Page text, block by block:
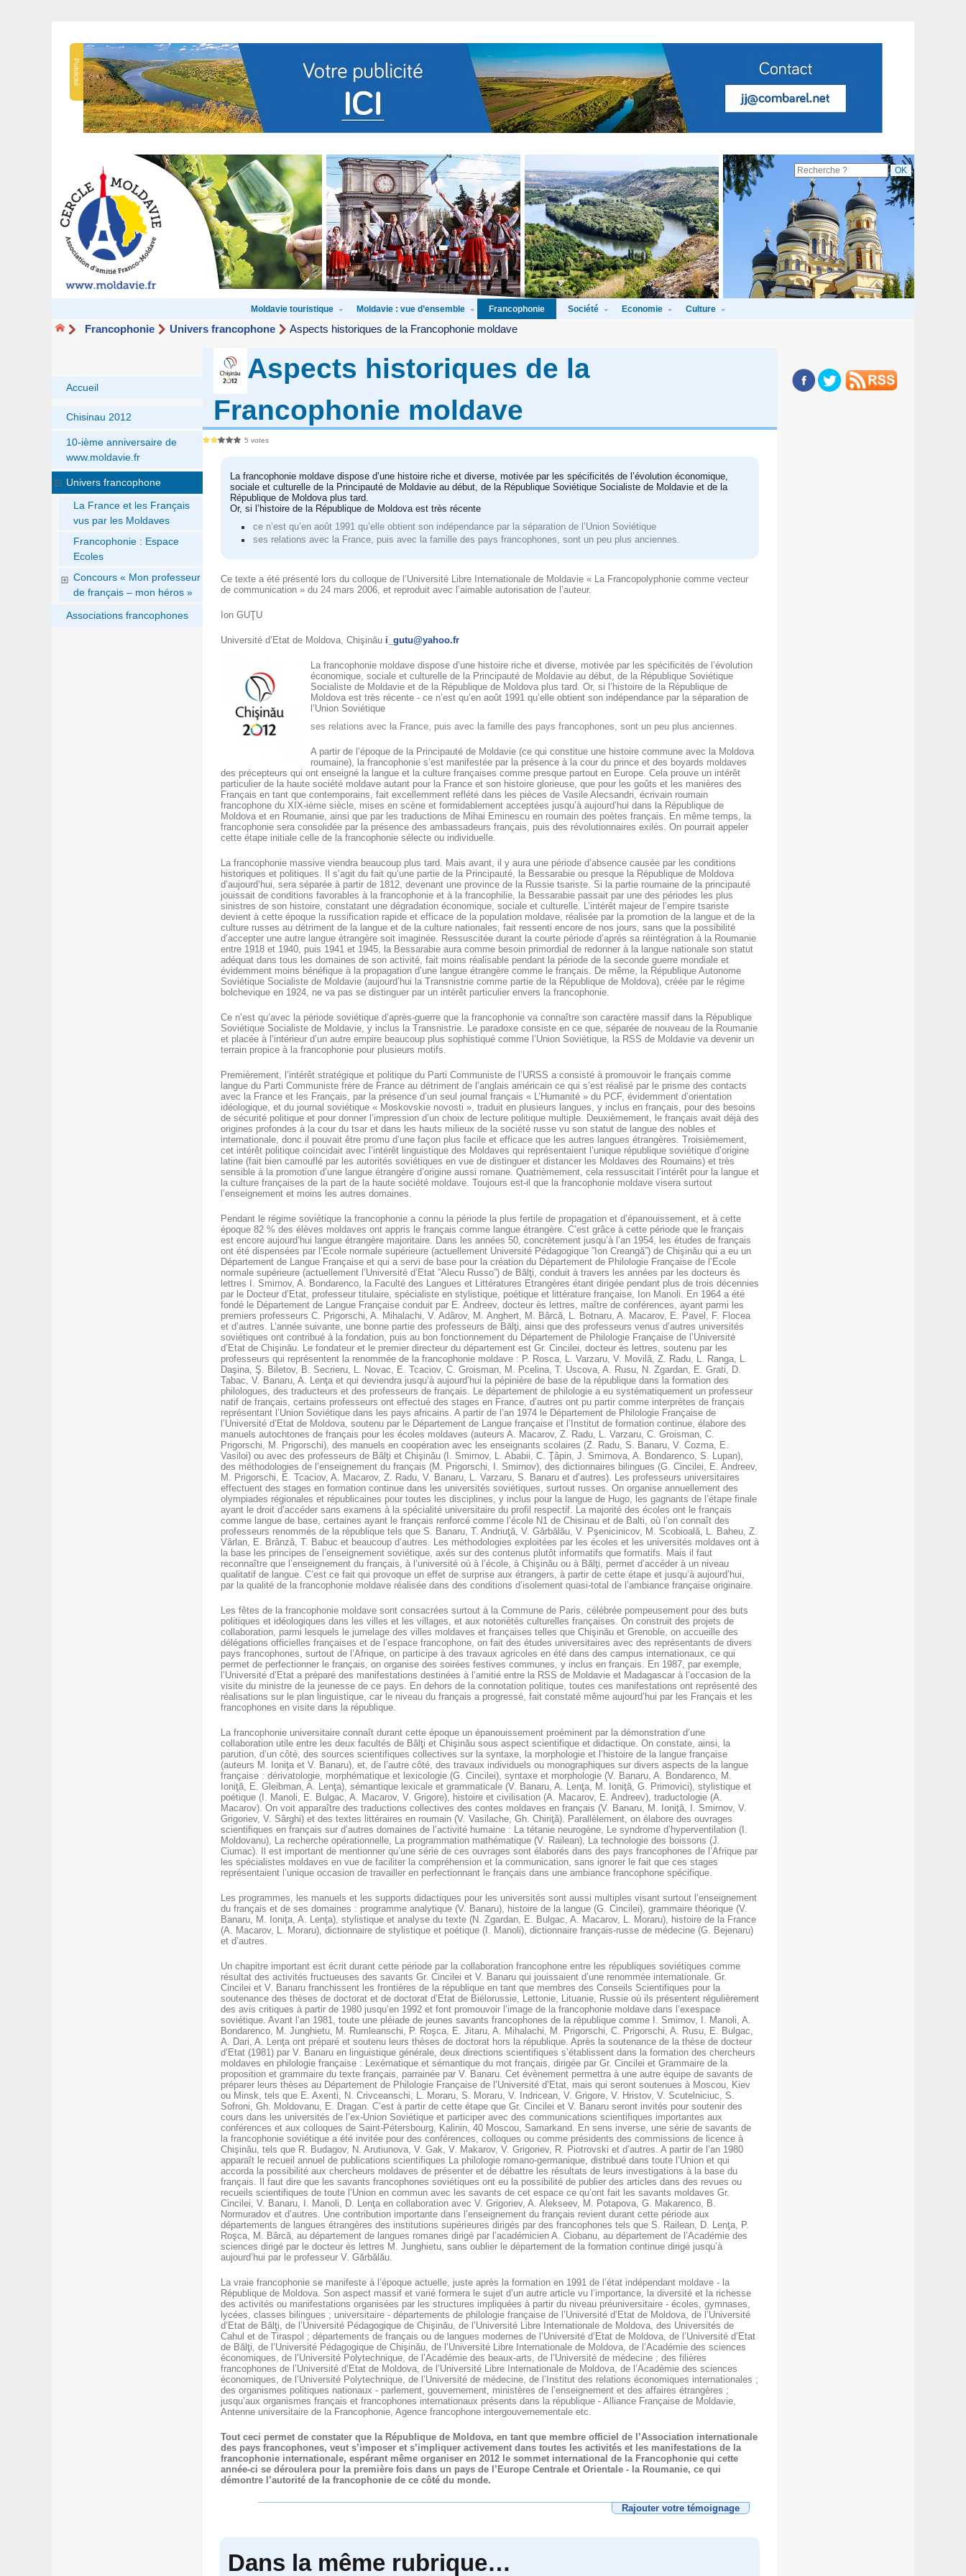
Publicité
Moldavie touristique Moldavie : vue d’ensemble Francophonie Société Economie Culture
Francophonie Univers francophone Aspects historiques de la Francophonie moldave
Aspects historiques de la
Francophonie moldave
5 votes
La francophonie moldave dispose d’une histoire riche et diverse, motivée par les spécificités de l’évolution économique,
sociale et culturelle de la Principauté de Moldavie au début, de la République Soviétique Socialiste de Moldavie et de la
République de Moldova plus tard.
Or, si l’histoire de la République de Moldova est très récente
ce n’est qu’en août 1991 qu’elle obtient son indépendance par la séparation de l’Union Soviétique
ses relations avec la France, puis avec la famille des pays francophones, sont un peu plus anciennes.
Ce texte a été présenté lors du colloque de l’Université Libre Internationale de Moldavie « La Francopolyphonie comme vecteur
de communication » du 24 mars 2006, et reproduit avec l’aimable autorisation de l’auteur.
Ion GUŢU
Université d’Etat de Moldova, Chişinău i_gutu@yahoo.fr
La francophonie moldave dispose d’une histoire riche et diverse, motivée par les spécificités de l’évolution
économique, sociale et culturelle de la Principauté de Moldavie au début, de la République Soviétique
Socialiste de Moldavie et de la République de Moldova plus tard. Or, si l’histoire de la République de
Moldova est très récente - ce n’est qu’en août 1991 qu’elle obtient son indépendance par la séparation de
l’Union Soviétique
ses relations avec la France, puis avec la famille des pays francophones, sont un peu plus anciennes.
A partir de l’époque de la Principauté de Moldavie (ce qui constitue une histoire commune avec la Moldova
roumaine), la francophonie s’est manifestée par la présence à la cour du prince et des boyards moldaves
des précepteurs qui ont enseigné la langue et la culture françaises comme presque partout en Europe. Cela prouve un intérêt
particulier de la haute société moldave autant pour la France et son histoire glorieuse, que pour les goûts et les manières des
Français en tant que contemporains, fait excellemment reflété dans les pièces de Vasile Alecsandri, écrivain roumain
francophone du XIX-ième siècle, mises en scène et formidablement acceptées jusqu’à aujourd’hui dans la République de
Moldova et en Roumanie, ainsi que par les traductions de Mihai Eminescu en roumain des poètes français. En même temps, la
francophonie sera consolidée par la présence des ambassadeurs français, puis des révolutionnaires exilés. On pourrait appeler
cette étape initiale celle de la francophonie sélecte ou individuelle.
La francophonie massive viendra beaucoup plus tard. Mais avant, il y aura une période d’absence causée par les conditions
historiques et politiques. Il s’agit du fait qu’une partie de la Principauté, la Bessarabie ou presque la République de Moldova
d’aujourd’hui, sera séparée à partir de 1812, devenant une province de la Russie tsariste. Si la partie roumaine de la principauté
jouissait de conditions favorables à la francophonie et à la francophilie, la Bessarabie passait par une des périodes les plus
sinistres de son histoire, constatant une dégradation économique, sociale et culturelle. L’intérêt majeur de l’empire tsariste
devient à cette époque la russification rapide et efficace de la population moldave, réalisée par la promotion de la langue et de la
culture russes au détriment de la langue et de la culture nationales, fait ressenti encore de nos jours, sans que la possibilité
d’accepter une autre langue étrangère soit imaginée. Ressuscitée durant la courte période d’après sa réintégration à la Roumanie
entre 1918 et 1940, puis 1941 et 1945, la Bessarabie aura comme besoin primordial de redonner à la langue nationale son statut
adéquat dans tous les domaines de son activité, fait moins réalisable pendant la période de la seconde guerre mondiale et
évidemment moins bénéfique à la propagation d’une langue étrangère comme le français. De même, la République Autonome
Soviétique Socialiste de Moldavie (aujourd’hui la Transnistrie comme partie de la République de Moldova), créée par le régime
bolchevique en 1924, ne va pas se distinguer par un intérêt particulier envers la francophonie.
Ce n’est qu’avec la période soviétique d’après-guerre que la francophonie va connaître son caractère massif dans la République
Soviétique Socialiste de Moldavie, y inclus la Transnistrie. Le paradoxe consiste en ce que, séparée de nouveau de la Roumanie
et placée à l’intérieur d’un autre empire beaucoup plus sophistiqué comme l’Union Soviétique, la RSS de Moldavie va devenir un
terrain propice à la francophonie pour plusieurs motifs.
Premièrement, l’intérêt stratégique et politique du Parti Communiste de l’URSS a consisté à promouvoir le français comme
langue du Parti Communiste frère de France au détriment de l’anglais américain ce qui s’est réalisé par le prisme des contacts
avec la France et les Français, par la présence d’un seul journal français « L’Humanité » du PCF, évidemment d’orientation
idéologique, et du journal soviétique « Moskovskie novosti », traduit en plusieurs langues, y inclus en français, pour des besoins
de sécurité politique et pour donner l’impression d’un choix de lecture politique multiple. Deuxièmement, le français avait déjà des
origines profondes à la cour du tsar et dans les hauts milieux de la société russe vu son statut de langue des nobles et
internationale, donc il pouvait être promu d’une façon plus facile et efficace que les autres langues étrangères. Troisièmement,
cet intérêt politique coïncidait avec l’intérêt linguistique des Moldaves qui représentaient l’unique république soviétique d’origine
latine (fait bien camouflé par les autorités soviétiques en vue de distinguer et distancer les Moldaves des Roumains) et très
sensible à la promotion d’une langue étrangère d’origine aussi romane. Quatrièmement, cela ressuscitait l’intérêt pour la langue et
la culture françaises de la part de la haute société moldave. Toujours est-il que la francophonie moldave visera surtout
l’enseignement et moins les autres domaines.
Pendant le régime soviétique la francophonie a connu la période la plus fertile de propagation et d’épanouissement, et à cette
époque 82 % des élèves moldaves ont appris le français comme langue étrangère. C’est grâce à cette période que le français
est encore aujourd’hui langue étrangère majoritaire. Dans les années 50, concrètement jusqu’à l’an 1954, les études de français
ont été dispensées par l’Ecole normale supérieure (actuellement Université Pédagogique ”Ion Creangă”) de Chişinău qui a eu un
Département de Langue Française et qui a servi de base pour la création du Département de Philologie Française de l’Ecole
normale supérieure (actuellement l’Université d’Etat ”Alecu Russo”) de Bălţi, conduit à travers les années par les docteurs ès
lettres I. Smirnov, A. Bondarenco, la Faculté des Langues et Littératures Etrangères étant dirigée pendant plus de trois décennies
par le Docteur d’Etat, professeur titulaire, spécialiste en stylistique, poétique et littérature française, Ion Manoli. En 1964 a été
fondé le Département de Langue Française conduit par E. Andreev, docteur ès lettres, maître de conférences, ayant parmi les
premiers professeurs C. Prigorschi, A. Mihalachi, V. Adârov, M. Anghert, M. Bârcă, L. Botnaru, A. Macarov, E. Pavel, F. Flocea
et d’autres. L’année suivante, une bonne partie des professeurs de Bălţi, ainsi que des professeurs venus d’autres universités
soviétiques ont contribué à la fondation, puis au bon fonctionnement du Département de Philologie Française de l’Université
d’Etat de Chişinău. Le fondateur et le premier directeur du département est Gr. Cincilei, docteur ès lettres, soutenu par les
professeurs qui représentent la renommée de la francophonie moldave : P. Rosca, L. Varzaru, V. Movilă, Z. Radu, L. Ranga, L.
Daşina, Ş. Biletov, B. Secrieru, L. Novac, E. Tcaciov, C. Groisman, M. Pcelina, T. Uscova, A. Rusu, N. Zgardan, E. Grati, D.
Tabac, V. Banaru, A. Lenţa et qui deviendra jusqu’à aujourd’hui la pépinière de base de la république dans la formation des
philologues, des traducteurs et des professeurs de français. Le département de philologie a eu systématiquement un professeur
natif de français, certains professeurs ont effectué des stages en France, d’autres ont pu partir comme interprètes de français
représentant l’Union Soviétique dans les pays africains. A partir de l’an 1974 le Département de Philologie Française de
l’Université d’Etat de Moldova, soutenu par le Département de Langue française et l’Institut de formation continue, élabore des
manuels autochtones de français pour les écoles moldaves (auteurs A. Macarov, Z. Radu, L. Varzaru, C. Groisman, C.
Prigorschi, M. Prigorschi), des manuels en coopération avec les enseignants scolaires (Z. Radu, S. Banaru, V. Cozma, E.
Vasiloi) ou avec des professeurs de Bălţi et Chişinău (I. Smirnov, L. Ababii, C. Ţâpin, J. Smirnova, A. Bondarenco, S. Lupan),
des méthodologies de l’enseignement du français (M. Prigorschi, I. Smirnov), des dictionnaires bilingues (G. Cincilei, E. Andreev,
M. Prigorschi, E. Tcaciov, A. Macarov, Z. Radu, V. Banaru, L. Varzaru, S. Banaru et d’autres). Les professeurs universitaires
effectuent des stages en formation continue dans les universités soviétiques, surtout russes. On organise annuellement des
olympiades régionales et républicaines pour toutes les disciplines, y inclus pour la langue de Hugo, les gagnants de l’étape finale
ayant le droit d’accéder sans examens à la spécialité universitaire du profil respectif. La majorité des écoles ont le français
comme langue de base, certaines ayant le français renforcé comme l’école N1 de Chisinau et de Balti, où l’on connaît des
professeurs renommés de la république tels que S. Banaru, T. Andriuţă, V. Gărbălău, V. Pşenicinicov, M. Scobioală, L. Baheu, Z.
Vârlan, E. Brânză, T. Babuc et beaucoup d’autres. Les méthodologies exploitées par les écoles et les universités moldaves ont à
la base les principes de l’enseignement soviétique, axés sur des contenus plutôt informatifs que formatifs. Mais il faut
reconnaître que l’enseignement du français, à l’université où à l’école, à Chişinău ou à Bălţi, permet d’accéder à un niveau
qualitatif de langue. C’est ce fait qui provoque un effet de surprise aux étrangers, à partir de cette étape et jusqu’à aujourd’hui,
par la qualité de la francophonie moldave réalisée dans des conditions d’isolement quasi-total de l’ambiance française originaire.
Les fêtes de la francophonie moldave sont consacrées surtout à la Commune de Paris, célébrée pompeusement pour des buts
politiques et idéologiques dans les villes et les villages, et aux notoriétés culturelles françaises. On construit des projets de
collaboration, parmi lesquels le jumelage des villes moldaves et françaises telles que Chişinău et Grenoble, on accueille des
délégations officielles françaises et de l’espace francophone, on fait des études universitaires avec des représentants de divers
pays francophones, surtout de l’Afrique, on participe à des travaux agricoles en été dans des campus internationaux, ce qui
permet de perfectionner le français, on organise des soirées festives communes, y inclus en français. En 1987, par exemple,
l’Université d’Etat a préparé des manifestations destinées à l’amitié entre la RSS de Moldavie et Madagascar à l’occasion de la
visite du ministre de la jeunesse de ce pays. En dehors de la connotation politique, toutes ces manifestations ont représenté des
réalisations sur le plan linguistique, car le niveau du français a progressé, fait constaté même aujourd’hui par les Français et les
francophones en visite dans la république.
La francophonie universitaire connaît durant cette époque un épanouissement proéminent par la démonstration d’une
collaboration utile entre les deux facultés de Bălţi et Chişinău sous aspect scientifique et didactique. On constate, ainsi, la
parution, d’un côté, des sources scientifiques collectives sur la syntaxe, la morphologie et l’histoire de la langue française
(auteurs M. Ioniţa et V. Banaru), et, de l’autre côté, des travaux individuels ou monographiques sur divers aspects de la langue
française : dérivatologie, morphématique et lexicologie (G. Cincilei), syntaxe et morphologie (V. Banaru, A. Bondarenco, M.
Ioniţă, E. Gleibman, A. Lenţa), sémantique lexicale et grammaticale (V. Banaru, A. Lenţa, M. Ioniţă, G. Primovici), stylistique et
poétique (I. Manoli, E. Bulgac, A. Macarov, V. Grigore), histoire et civilisation (A. Macarov, E. Andreev), traductologie (A.
Macarov). On voit apparaître des traductions collectives des contes moldaves en français (V. Banaru, M. Ioniţă, I. Smirnov, V.
Grigoriev, V. Sârghi) et des textes littéraires en roumain (V. Vasilache, Gh. Chiriţă). Parallèlement, on élabore des ouvrages
scientifiques en français sur d’autres domaines de l’activité humaine : La tétanie neurogène, Le syndrome d’hyperventilation (I.
Moldovanu), La recherche opérationnelle, La programmation mathématique (V. Railean), La technologie des boissons (J.
Ciumac). Il est important de mentionner qu’une série de ces ouvrages sont élaborés dans des pays francophones de l’Afrique par
les spécialistes moldaves en vue de faciliter la compréhension et la communication, sans ignorer le fait que ces stages
représentaient l’unique occasion de travailler en perfectionnant le français dans une ambiance francophone spécifique.
Les programmes, les manuels et les supports didactiques pour les universités sont aussi multiples visant surtout l’enseignement
du français et de ses domaines : programme analytique (V. Banaru), histoire de la langue (G. Cincilei), grammaire théorique (V.
Banaru, M. Ioniţa, A. Lenţa), stylistique et analyse du texte (N. Zgardan, E. Bulgac, A. Macarov, L. Moraru), histoire de la France
(A. Macarov, L. Moraru), dictionnaire de stylistique et poétique (I. Manoli), dictionnaire français-russe de médecine (G. Bejenaru)
et d’autres.
Un chapitre important est écrit durant cette période par la collaboration francophone entre les républiques soviétiques comme
résultat des activités fructueuses des savants Gr. Cincilei et V. Banaru qui jouissaient d’une renommée internationale. Gr.
Cincilei et V. Banaru franchissent les frontières de la république en tant que membres des Conseils Scientifiques pour la
soutenance des thèses de doctorat et de doctorat d’Etat de Biélorussie, Lettonie, Lituanie, Russie où ils présentent régulièrement
des avis critiques à partir de 1980 jusqu’en 1992 et font promouvoir l’image de la francophonie moldave dans l’exespace
soviétique. Avant l’an 1981, toute une pléiade de jeunes savants francophones de la république comme I. Smirnov, I. Manoli, A.
Bondarenco, M. Junghietu, M. Rumleanschi, P. Roşca, E. Jitaru, A. Mihalachi, M. Prigorschi, C. Prigorschi, A. Rusu, E. Bulgac,
A. Dari, A. Lenţa ont préparé et soutenu leurs thèses de doctorat hors la république. Après la soutenance de la thèse de docteur
d’Etat (1981) par V. Banaru en linguistique générale, deux directions scientifiques s’établissent dans la formation des chercheurs
moldaves en philologie française : Lexématique et sémantique du mot français, dirigée par Gr. Cincilei et Grammaire de la
proposition et grammaire du texte français, parrainée par V. Banaru. Cet évènement permettra à une autre équipe de savants de
préparer leurs thèses au Département de Philologie Française de l’Université d’Etat, mais qui seront soutenues à Moscou, Kiev
ou Minsk, tels que E. Axenti, N. Crivceanschi, L. Moraru, S. Moraru, V. Indricean, V. Grigore, V. Hristov, V. Scutelniciuc, S.
Sofroni, Gh. Moldovanu, E. Dragan. C’est à partir de cette étape que Gr. Cincilei et V. Banaru seront invités pour soutenir des
cours dans les universités de l’ex-Union Soviétique et participer avec des communications scientifiques importantes aux
conférences et aux colloques de Saint-Pétersbourg, Kalinin, 40 Moscou, Samarkand. En sens inverse, une série de savants de
la francophonie soviétique a été invitée pour des conférences, colloques ou comme présidents des commissions de licence à
Chişinău, tels que R. Budagov, N. Arutiunova, V. Gak, V. Makarov, V. Grigoriev, R. Piotrovski et d’autres. A partir de l’an 1980
apparaît le recueil annuel de publications scientifiques La philologie romano-germanique, distribué dans toute l’Union et qui
accorda la possibilité aux chercheurs moldaves de présenter et de débattre les résultats de leurs investigations à la base du
français. Il faut dire que les savants francophones soviétiques ont eu la possibilité de publier des articles dans des revues ou
recueils scientifiques de toute l’Union en commun avec les savants de cet espace ce qu’ont fait les savants moldaves Gr.
Cincilei, V. Banaru, I. Manoli, D. Lenţa en collaboration avec V. Grigoriev, A. Alekseev, M. Potapova, G. Makarenco, B.
Normuradov et d’autres. Une contribution importante dans l’enseignement du français revient durant cette période aux
départements de langues étrangères des institutions supérieures dirigés par des francophones tels que S. Railean, D. Lenţa, P.
Roşca, M. Bârcă, au département de langues romanes dirigé par l’académicien A. Ciobanu, au département de l’Académie des
sciences dirigé par le docteur ès lettres M. Junghietu, sans oublier le département de la formation continue dirigé jusqu’à
aujourd’hui par le professeur V. Gărbălău.
La vraie francophonie se manifeste à l’époque actuelle, juste après la formation en 1991 de l’état indépendant moldave - la
République de Moldova. Son aspect massif et varié formera le sujet d’un autre article vu l’importance, la diversité et la richesse
des activités ou manifestations organisées par les structures impliquées à partir du niveau préuniversitaire - écoles, gymnases,
lycées, classes bilingues ; universitaire - départements de philologie française de l’Université d’Etat de Moldova, de l’Université
d’Etat de Bălţi, de l’Université Pédagogique de Chişinău, de l’Université Libre Internationale de Moldova, des Universités de
Cahul et de Tiraspol ; départements de français ou de langues modernes de l’Université d’Etat de Moldova, de l’Université d’Etat
de Bălţi, de l’Université Pédagogique de Chişinău, de l’Université Libre Internationale de Moldova, de l’Académie des sciences
économiques, de l’Université Polytechnique, de l’Académie des beaux-arts, de l’Université de médecine ; des filières
francophones de l’Université d’Etat de Moldova, de l’Université Libre Internationale de Moldova, de l’Académie des sciences
économiques, de l’Université Polytechnique, de l’Université de médecine, de l’Institut des relations économiques internationales ;
des organismes politiques nationaux - parlement, gouvernement, ministères de l’enseignement et des affaires étrangères ;
jusqu’aux organismes français et francophones internationaux présents dans la république - Alliance Française de Moldavie,
Antenne universitaire de la Francophonie, Agence francophone intergouvernementale etc.
Tout ceci permet de constater que la République de Moldova, en tant que membre officiel de l’Association internationale
des pays francophones, veut s’imposer et s’impliquer activement dans toutes les activités et les manifestations de la
francophonie internationale, espérant même organiser en 2012 le sommet international de la Francophonie qui cette
année-ci se déroulera pour la première fois dans un pays de l’Europe Centrale et Orientale - la Roumanie, ce qui
démontre l’autorité de la francophonie de ce côté du monde.
Rajouter votre témoignage
Dans la même rubrique…
Accueil
Chisinau 2012
10-ième anniversaire de
www.moldavie.fr
Univers francophone
La France et les Français
vus par les Moldaves
Francophonie : Espace
Ecoles
Concours « Mon professeur
de français – mon héros »
Associations francophones